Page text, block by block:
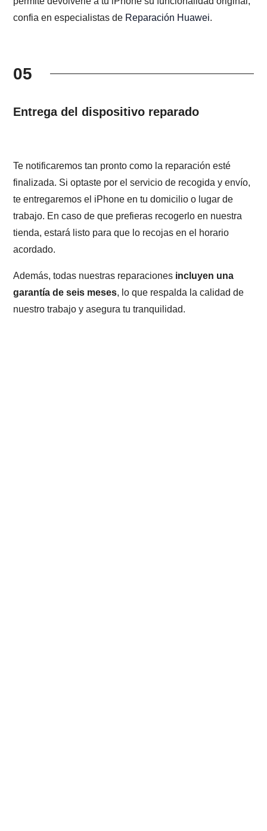
confia en especialistas de Reparación Huawei.
05
Entrega del dispositivo reparado
Te notificaremos tan pronto como la reparación esté
finalizada. Si optaste por el servicio de recogida y envío,
te entregaremos el iPhone en tu domicilio o lugar de
trabajo. En caso de que prefieras recogerlo en nuestra
tienda, estará listo para que lo recojas en el horario
acordado.
Además, todas nuestras reparaciones incluyen una
garantía de seis meses, lo que respalda la calidad de
nuestro trabajo y asegura tu tranquilidad.